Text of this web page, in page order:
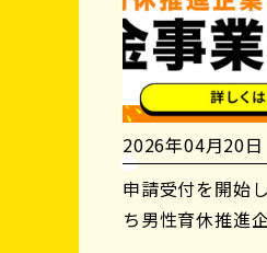
2026年04月20日
申請受付を開始
ち男性育休推進